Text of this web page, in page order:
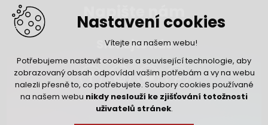
Nastavení cookies
Vítejte na našem webu!
Potřebujeme nastavit cookies a související technologie, aby
zobrazovaný obsah odpovídal vašim potřebám a vy na webu
nalezli přesně to, co potřebujete. Soubory cookies používané
na našem webu nikdy neslouží ke zjišťování totožnosti
uživatelů stránek.
Napište nám
Sledujte nás